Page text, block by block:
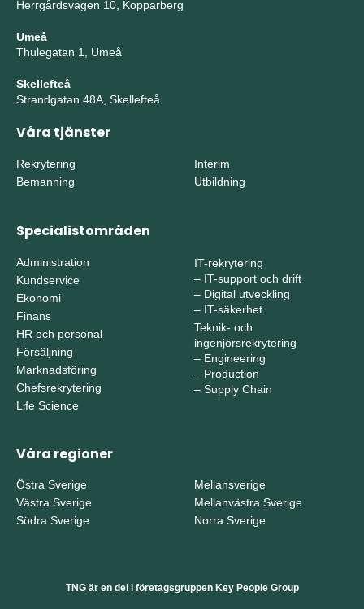
Herrgårdsvägen 10, Kopparberg
Umeå
Thulegatan 1, Umeå
Skellefteå
Strandgatan 48A, Skellefteå
Våra tjänster
Rekrytering
Bemanning
Interim
Utbildning
Specialistområden
Administration
Kundservice
Ekonomi
Finans
HR och personal
Försäljning
Marknadsföring
Chefsrekrytering
Life Science
IT-rekrytering
– IT-support och drift
– Digital utveckling
– IT-säkerhet
Teknik- och
ingenjörsrekrytering
– Engineering
– Production
– Supply Chain
Våra regioner
Östra Sverige
Västra Sverige
Södra Sverige
Mellansverige
Mellanvästra Sverige
Norra Sverige
TNG är en del i företagsgruppen Key People Group